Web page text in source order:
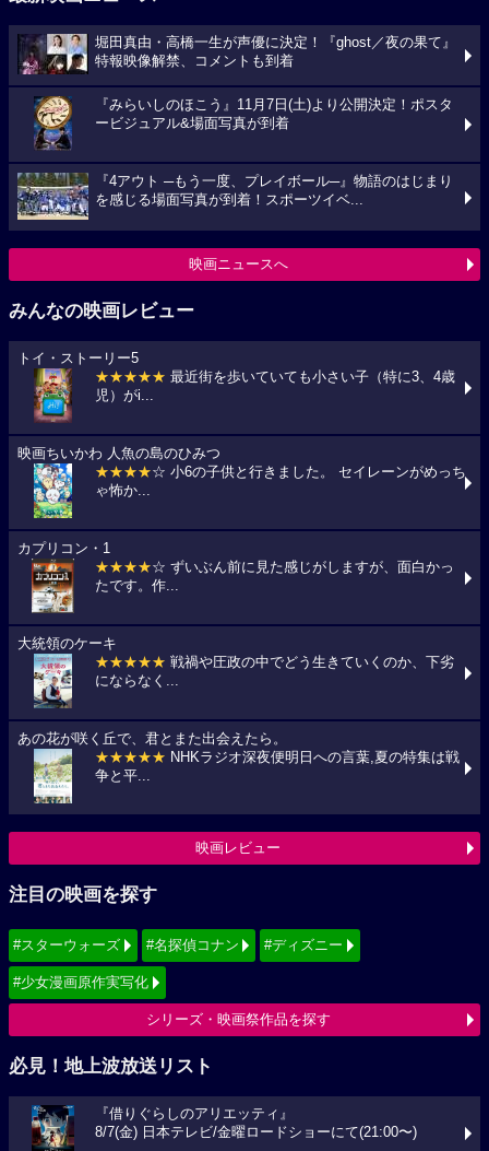
堀田真由・高橋一生が声優に決定！『ghost／夜の果て』
特報映像解禁、コメントも到着
『みらいしのほこう』11月7日(土)より公開決定！ポスタ
ービジュアル&場面写真が到着
『4アウト ─もう一度、プレイボール─』物語のはじまり
を感じる場面写真が到着！スポーツイベ...
映画ニュースへ
みんなの映画レビュー
トイ・ストーリー5
★★★★★ 最近街を歩いていても小さい子（特に3、4歳
児）がi...
映画ちいかわ 人魚の島のひみつ
★★★★☆ 小6の子供と行きました。 セイレーンがめっち
ゃ怖か...
カプリコン・1
★★★★☆ ずいぶん前に見た感じがしますが、面白かっ
たです。作...
大統領のケーキ
★★★★★ 戦禍や圧政の中でどう生きていくのか、下劣
にならなく...
あの花が咲く丘で、君とまた出会えたら。
★★★★★ NHKラジオ深夜便明日への言葉,夏の特集は戦
争と平...
映画レビュー
注目の映画を探す
#スターウォーズ #名探偵コナン #ディズニー
#少女漫画原作実写化
シリーズ・映画祭作品を探す
必見！地上波放送リスト
『借りぐらしのアリエッティ』
8/7(金) 日本テレビ/金曜ロードショーにて(21:00〜)